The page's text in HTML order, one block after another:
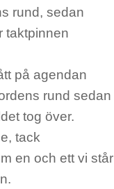
rund, sedan
taktpinnen
på agendan
rund sedan
tog över.
tack
en och ett vi står